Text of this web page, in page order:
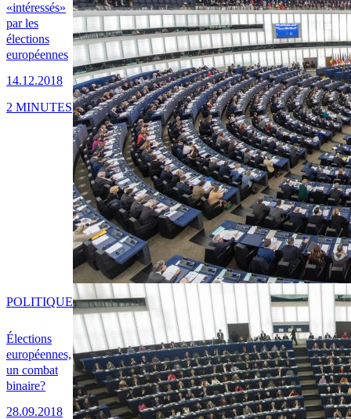
«intéressés»
par les
élections
européennes
14.12.2018
2 MINUTES
Élections
européennes,
un combat
binaire?
28.09.2018
POLITIQUE